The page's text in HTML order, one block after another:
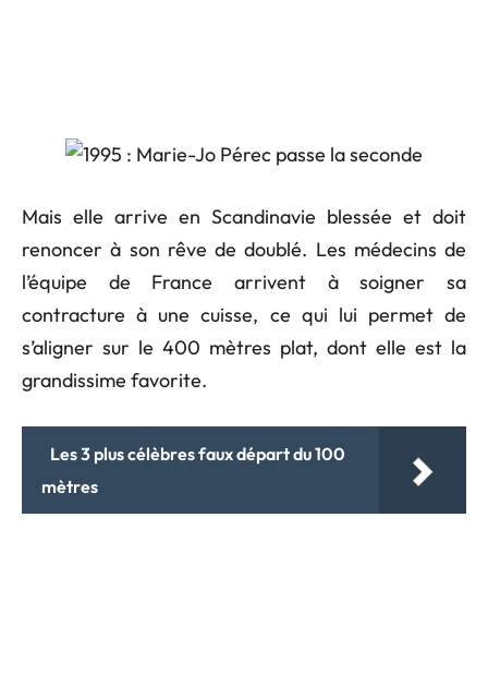
Mais elle arrive en Scandinavie blessée et doit
renoncer à son rêve de doublé. Les médecins de
l’équipe de France arrivent à soigner sa
contracture à une cuisse, ce qui lui permet de
s’aligner sur le 400 mètres plat, dont elle est la
grandissime favorite.
Les 3 plus célèbres faux départ du 100
mètres